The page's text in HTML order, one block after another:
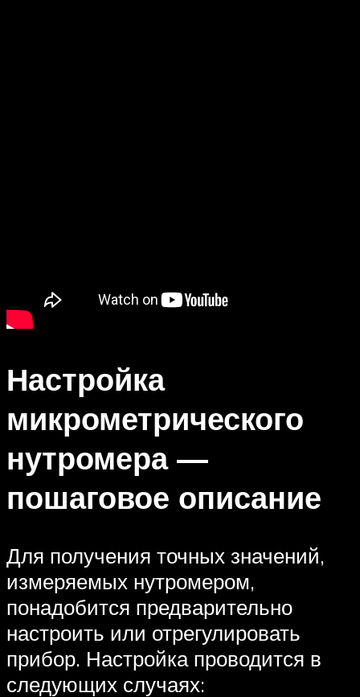
Настройка
микрометрического
нутромера —
пошаговое описание
Для получения точных значений,
измеряемых нутромером,
понадобится предварительно
настроить или отрегулировать
прибор. Настройка проводится в
следующих случаях: